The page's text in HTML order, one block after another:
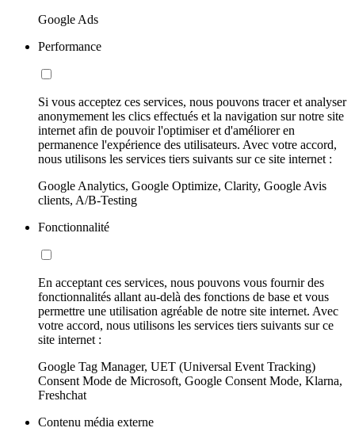
Google Ads
Performance
Si vous acceptez ces services, nous pouvons tracer et analyser
anonymement les clics effectués et la navigation sur notre site
internet afin de pouvoir l'optimiser et d'améliorer en
permanence l'expérience des utilisateurs. Avec votre accord,
nous utilisons les services tiers suivants sur ce site internet :
Google Analytics, Google Optimize, Clarity, Google Avis
clients, A/B-Testing
Fonctionnalité
En acceptant ces services, nous pouvons vous fournir des
fonctionnalités allant au-delà des fonctions de base et vous
permettre une utilisation agréable de notre site internet. Avec
votre accord, nous utilisons les services tiers suivants sur ce
site internet :
Google Tag Manager, UET (Universal Event Tracking)
Consent Mode de Microsoft, Google Consent Mode, Klarna,
Freshchat
Contenu média externe